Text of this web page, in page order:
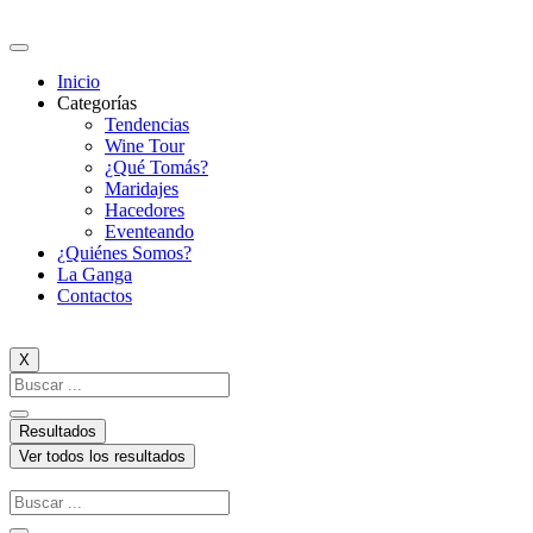
al
Inicio
Categorías
Tendencias
Wine Tour
¿Qué Tomás?
Maridajes
Hacedores
Eventeando
¿Quiénes Somos?
La Ganga
Contactos
X
Search
...
Resultados
Ver todos los resultados
Search
...